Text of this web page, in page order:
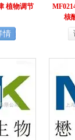
植物调节
情
核